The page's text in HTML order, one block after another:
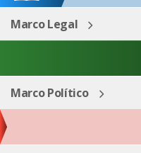
Marco Legal
Marco Político